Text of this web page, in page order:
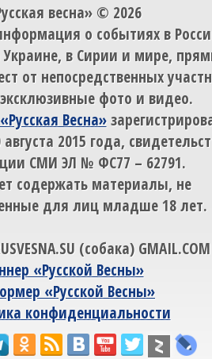
весна» © 2026
о событиях в
Украине, в Сирии и мире,
от непосредственных
фото и видео.
Весна»
2015 года,
СМИ ЭЛ № ФС77 – 62791.
содержать материалы, не
для лиц младше 18 лет.
(собака) GMAIL.COM
«Русской Весны»
«Русской Весны»
конфиденциальности